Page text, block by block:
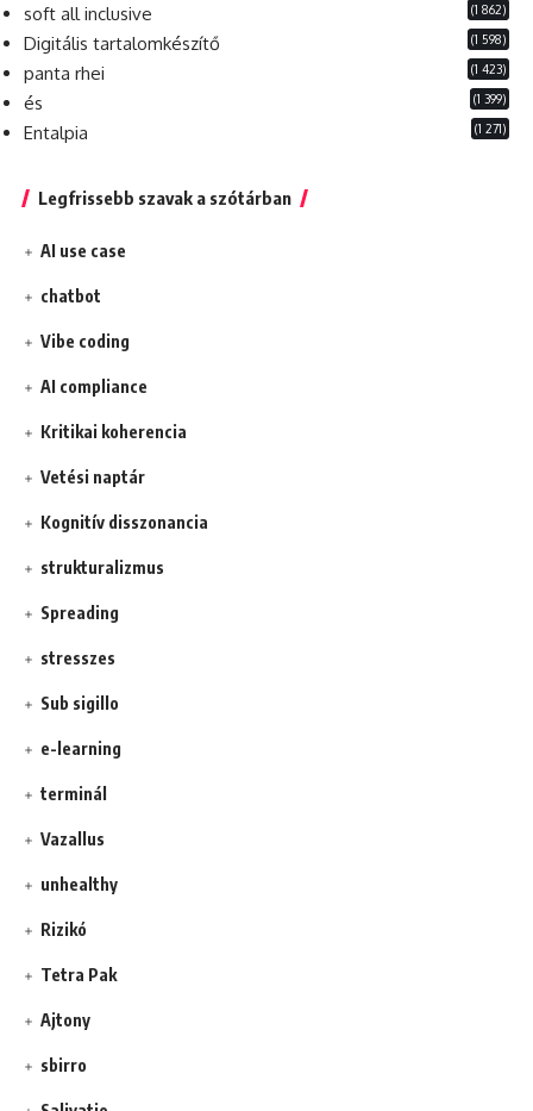
soft all inclusive (1 862)
Digitális tartalomkészítő (1 598)
panta rhei (1 423)
és (1 399)
Entalpia (1 271)
Legfrissebb szavak a szótárban
AI use case
chatbot
Vibe coding
AI compliance
Kritikai koherencia
Vetési naptár
Kognitív disszonancia
strukturalizmus
Spreading
stresszes
Sub sigillo
e-learning
terminál
Vazallus
unhealthy
Rizikó
Tetra Pak
Ajtony
sbirro